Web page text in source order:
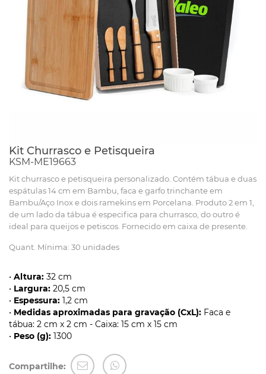
Kit Churrasco e Petisqueira
KSM-ME19663
Kit churrasco e petisqueira personalizado. Contém tábua e duas
espátulas 14 cm em Bambu, faca e garfo trinchante em
Bambu/Aço Inox e dois ramekins em Porcelana. Produto 2 em 1,
de um lado da tábua é especifica para churrasco, do outro é
ideal para queijos e petiscos. Fornecido em caixa de presente.
Quant. Mínima: 30 unidades
• Altura: 32 cm
• Largura: 20,5 cm
• Espessura: 1,2 cm
• Medidas aproximadas para gravação (CxL): Faca e
tábua: 2 cm x 2 cm - Caixa: 15 cm x 15 cm
• Peso (g): 1300
Compartilhe: